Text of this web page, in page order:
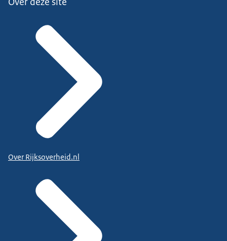
Over Rijksoverheid.nl